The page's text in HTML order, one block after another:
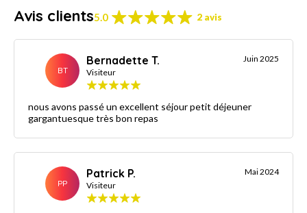
Avis clients5.0 2 avis
BT
Bernadette T.
Visiteur
Juin 2025
nous avons passé un excellent séjour petit déjeuner
gargantuesque très bon repas
PP
Patrick P.
Visiteur
Mai 2024